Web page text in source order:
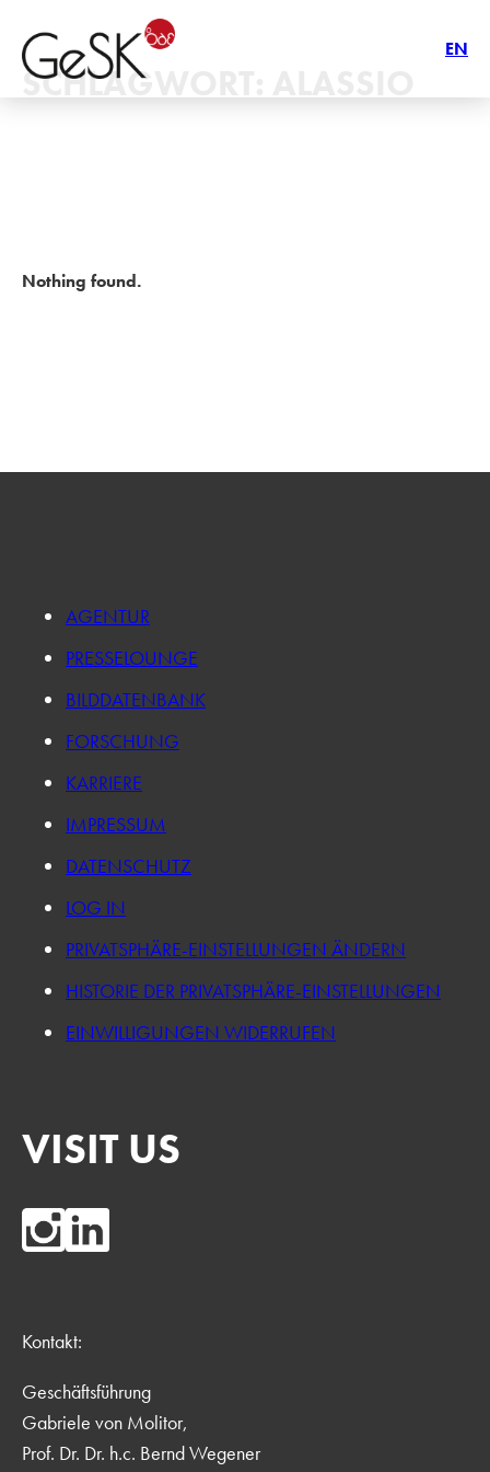
EN
SCHLAGWORT:
Nothing found.
AGENTUR
PRESSELOUNGE
BILDDATENBANK
FORSCHUNG
KARRIERE
IMPRESSUM
DATENSCHUTZ
LOG IN
PRIVATSPHÄRE-EINSTELLUNGEN ÄNDERN
HISTORIE DER PRIVATSPHÄRE-EINSTELLUNGEN
EINWILLIGUNGEN WIDERRUFEN
VISIT US
Kontakt:
Geschäftsführung
Gabriele von Molitor,
Prof. Dr. Dr. h.c. Bernd Wegener